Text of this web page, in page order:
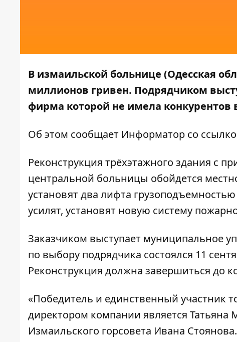
В измаильской больнице (Одесская
миллионов гривен. Подрядчиком
фирма которой не имела конкурентов
Об этом сообщает Информатор со
Реконструкция трёхэтажного здания с
центральной больницы обойдется
установят два лифта
усилят, установят новую систему
Заказчиком выступает муниципальное
по выбору подрядчика состоялся 11
Реконструкция должна завершиться до
«Победитель и единственный участник
директором компании является
Измаильского горсовета Ивана